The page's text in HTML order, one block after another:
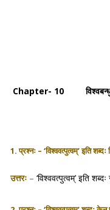
Chapter- 10
1. प्रश्नः – ‘विश्ववत्पुत्वम्’ इति
उत्तरः – ‘विश्ववत्पुत्वम्’ इति